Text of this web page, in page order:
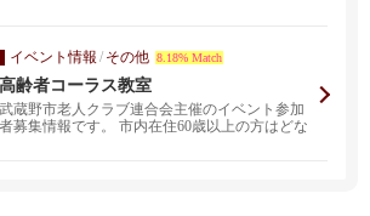
イベント情報 / その他 8.18% Match
高齢者コーラス教室
武蔵野市老人クラブ連合会主催のイベント参加
者募集情報です。 市内在住60歳以上の方はどな